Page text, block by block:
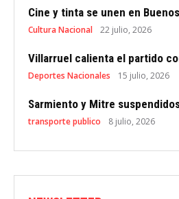
Cine y tinta se unen en
Cultura Nacional 22 julio, 2026
Villarruel calienta el partido
Deportes Nacionales 15 julio, 2026
Sarmiento y Mitre
transporte publico 8 julio, 2026